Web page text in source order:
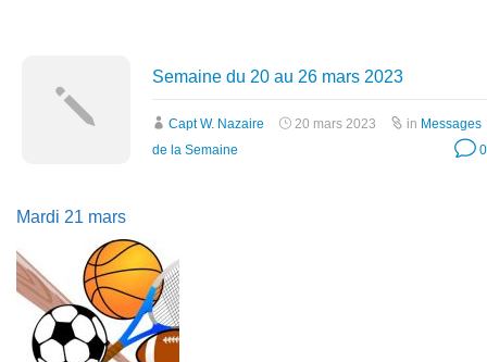
Semaine du 20 au 26 mars 2023
Capt W. Nazaire 20 mars 2023 in Messages
de la Semaine
0
Mardi 21 mars